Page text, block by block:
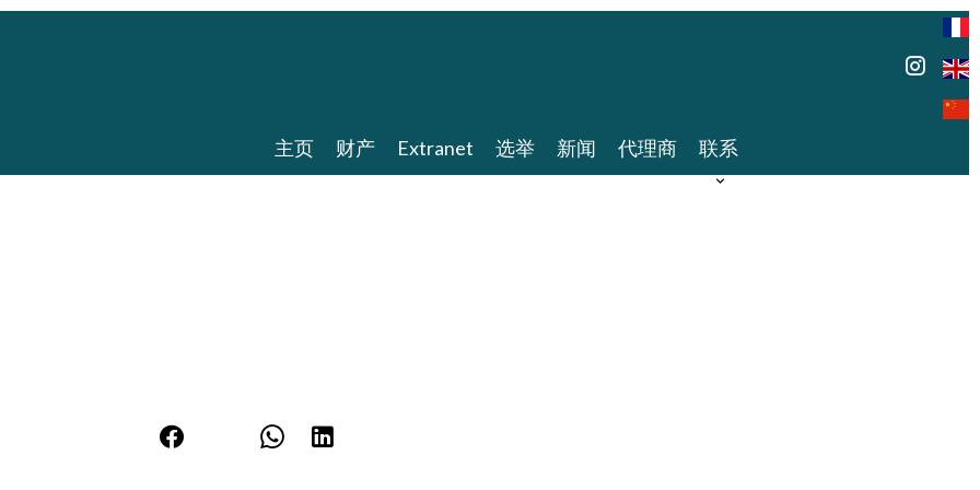
主页 财产 Extranet 选举 新闻 代理商 联系